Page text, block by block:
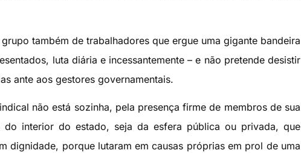
também de trabalhadores que ergue uma gigante bandeira
luta diária e incessantemente – e não pretende desistir
ante aos gestores governamentais.
não está sozinha, pela presença firme de membros de sua
do interior do estado, seja da esfera pública ou privada, que
dignidade, porque lutaram em causas próprias em prol de uma